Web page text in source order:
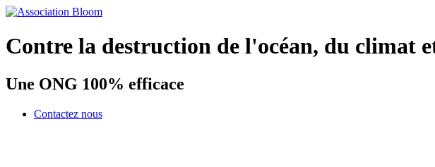
Contre la destruction de l'océan, du climat
Une ONG 100% efficace
Contactez nous